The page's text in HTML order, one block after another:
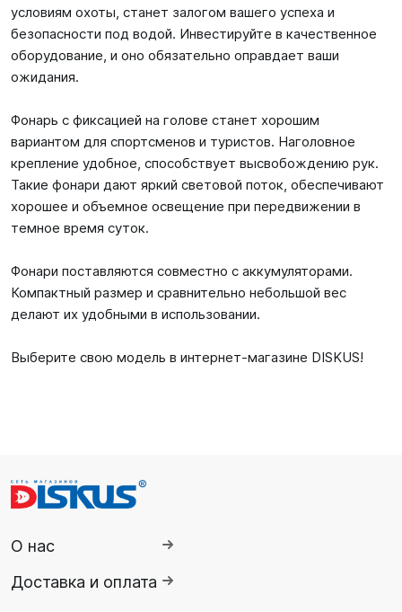
условиям охоты, станет залогом вашего успеха и
безопасности под водой. Инвестируйте в качественное
оборудование, и оно обязательно оправдает ваши
ожидания.
Фонарь с фиксацией на голове станет хорошим
вариантом для спортсменов и туристов. Наголовное
крепление удобное, способствует высвобождению рук.
Такие фонари дают яркий световой поток, обеспечивают
хорошее и объемное освещение при передвижении в
темное время суток.
Фонари поставляются совместно с аккумуляторами.
Компактный размер и сравнительно небольшой вес
делают их удобными в использовании.
Выберите свою модель в интернет-магазине DISKUS!
О нас
Доставка и оплата